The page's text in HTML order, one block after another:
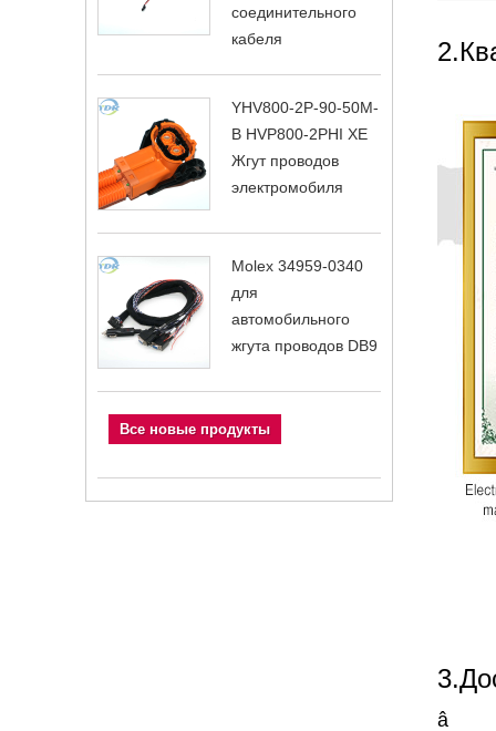
соединительного
кабеля
YHV800-2P-90-50M-
B HVP800-2PHI XE
Жгут проводов
электромобиля
Molex 34959-0340
для
автомобильного
жгута проводов DB9
Все новые продукты
â